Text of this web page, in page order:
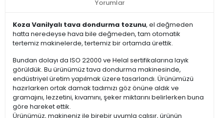
Yorumlar
Koza Vanilyalı tava dondurma tozunu, el değmeden
hatta neredeyse hava bile değmeden, tam otomatik
tertemiz makinelerde, tertemiz bir ortamda ürettik.
Bundan dolayı da ISO 22000 ve Helal sertifikalarına layık
görüldük. Bu ürünümüz tava dondurma makinesinde,
endüstriyel üretim yapılmak üzere tasarlandı. Ürünümüzü
hazırlarken ortak damak tadımızı göz önüne aldık ve
gramajını, lezzetini, kıvamını, şeker miktarını belirlerken buna
göre hareket ettik.
Ürünümüz, makineniz ile birebir uyumla çalışır, ürünün